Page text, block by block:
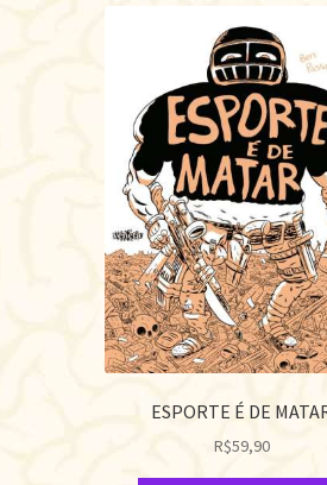
ESPORTE É DE
R$59,90